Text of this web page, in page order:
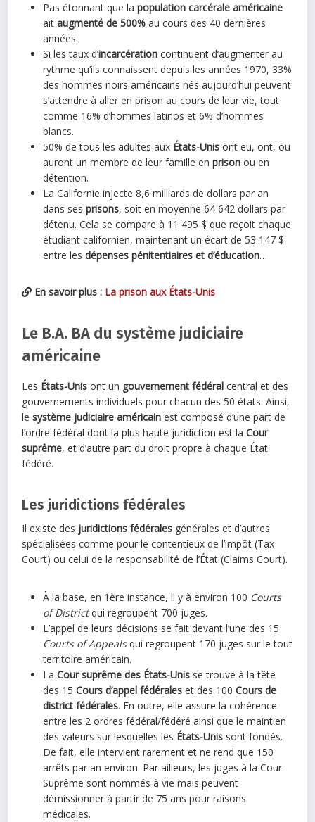
Pas étonnant que lapopulation carcérale américaine
aitaugmenté de 500% au cours des 40 dernières
années.
Si les taux d’incarcération continuent d’augmenter au
rythme qu’ils connaissent depuis les années 1970, 33%
des hommes noirs américains nés aujourd’hui peuvent
s’attendre à aller en prison au cours de leur vie, tout
comme 16% d’hommes latinos et 6% d’hommes
blancs.
50% de tous les adultes aux États-Unis ont eu, ont, ou
auront un membre de leur famille enprison ou en
détention.
La Californie injecte 8,6 milliards de dollars par an
dans sesprisons, soit en moyenne 64 642 dollars par
détenu. Cela se compare à 11 495 $ que reçoit chaque
étudiant californien, maintenant un écart de 53 147 $
entre lesdépenses pénitentiaires et d’éducation…
En savoir plus : La prison aux États-Unis
Le B.A. BA du système judiciaire
américaine
Les États-Unis ont un gouvernement fédéral central et des
gouvernements individuels pour chacun des 50 états. Ainsi,
lesystème judiciaire américain est composé d’une part de
l’ordre fédéral dont la plus haute juridiction est laCour
suprême, et d’autre part du droit propre à chaque État
fédéré.
Les juridictions fédérales
Il existe des juridictions fédérales générales et d’autres
spécialisées comme pour le contentieux de l’impôt (Tax
Court) ou celui de la responsabilité de l’État (Claims Court).
À la base, en 1ère instance, il y à environ 100 Courts
of Districtqui regroupent 700 juges.
L’appel de leurs décisions se fait devant l’une des 15
Courts of Appealsqui regroupent 170 juges sur le tout
territoire américain.
LaCour suprême des États-Unis se trouve à la tête
des 15Cours d’appel fédérales et des 100Cours de
district fédérales. En outre, elle assure la cohérence
entre les 2 ordres fédéral/fédéré ainsi que le maintien
des valeurs sur lesquelles les États-Unis sont fondés.
De fait, elle intervient rarement et ne rend que 150
arrêts par an environ. Par ailleurs, les juges à la Cour
Suprême sont nommés à vie mais peuvent
démissionner à partir de 75 ans pour raisons
médicales.